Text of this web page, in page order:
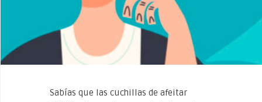
Sabías que las cuchillas de afeitar